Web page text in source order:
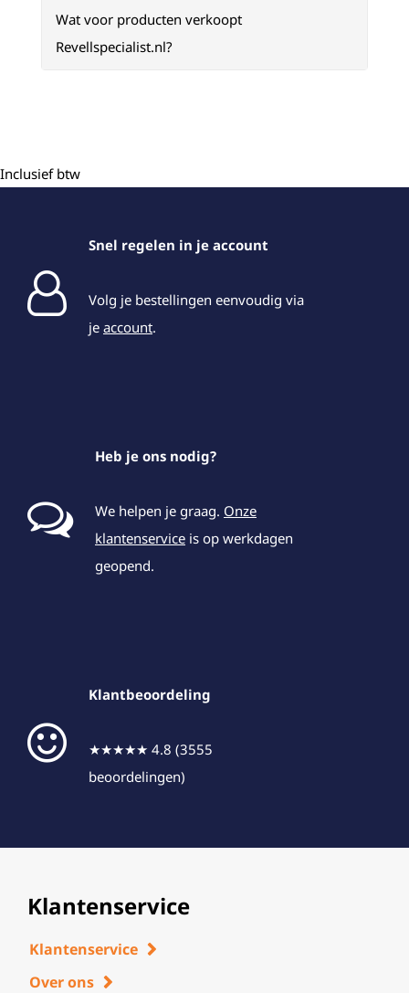
Wat voor producten verkoopt
Revellspecialist.nl?
Inclusief btw
Snel regelen in je account
Volg je bestellingen eenvoudig via
je account.
Heb je ons nodig?
We helpen je graag. Onze
klantenservice is op werkdagen
geopend.
Klantbeoordeling
★★★★★ 4.8 (3555
beoordelingen)
Klantenservice
Klantenservice
Over ons